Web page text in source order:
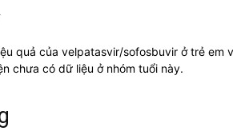
quả của velpatasvir/sofosbuvir ở trẻ em
chưa có dữ liệu ở nhóm tuổi này.